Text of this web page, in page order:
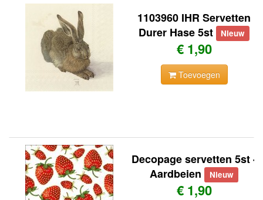
1103960 IHR Servetten
Durer Hase 5st
Nieuw
€ 1,90
Toevoegen
Decopage servetten 5st -
Aardbeien Nieuw
€ 1,90